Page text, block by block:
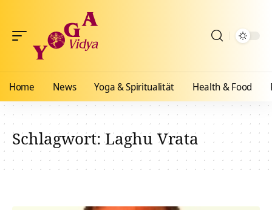
Home News Yoga & Spiritualität Health & Food
Schlagwort:Laghu Vrata